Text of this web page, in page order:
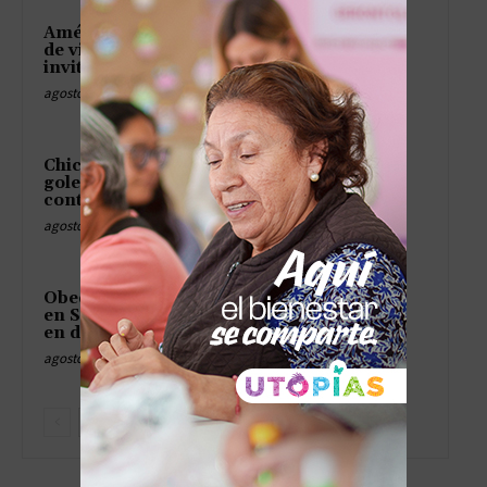
América estrena jersey negro
de visitante y los precios
invitan a un debate de bar
agosto 7, 2026
Chicharito revela que fallar
goles es como olvidar la
contraseña del wifi sin drama
agosto 7, 2026
Obed Vargas cumple 21 años
en Seúl con coreanos cantando
en dos idiomas
agosto 7, 2026